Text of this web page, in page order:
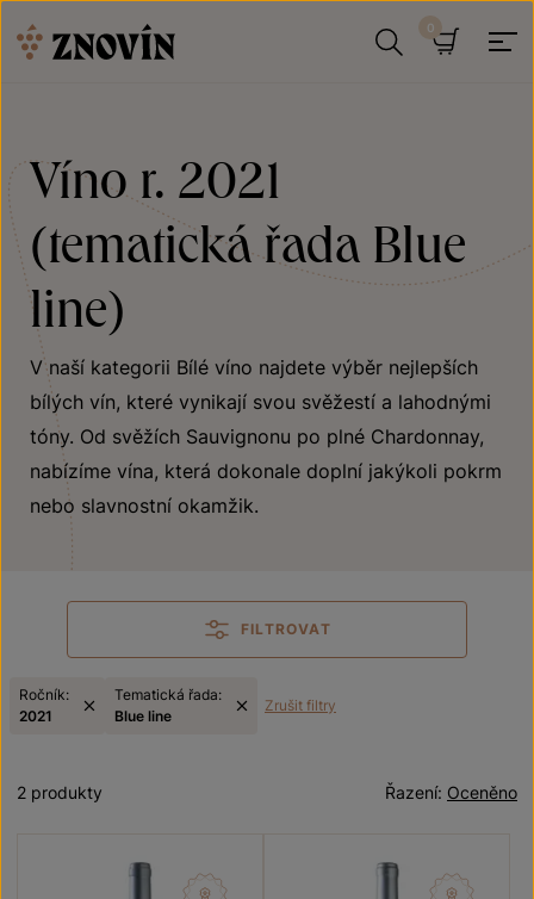
Víno r. 2021
(tematická řada Blue
line)
V naší kategorii Bílé víno najdete výběr nejlepších
bílých vín, které vynikají svou svěžestí a lahodnými
tóny. Od svěžích Sauvignonu po plné Chardonnay,
nabízíme vína, která dokonale doplní jakýkoli pokrm
nebo slavnostní okamžik.
FILTROVAT
Ročník:
2021
Tematická řada:
Blue line
Zrušit filtry
Oceněno
Řazení:
2 produkty